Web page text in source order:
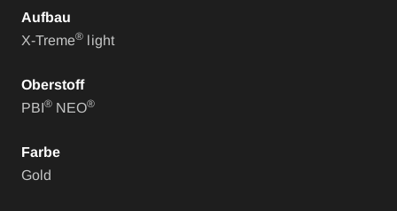
Aufbau
X-Treme® light
Oberstoff
PBI® NEO®
Farbe
Gold